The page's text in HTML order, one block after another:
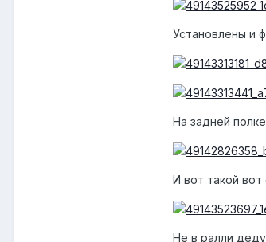
Установлены и
На задней
И вот такой вот
Не в ралли